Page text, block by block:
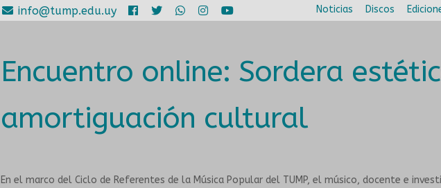
info@tump.edu.uy Noticias Discos
Encuentro online: Sordera
amortiguación cultural
En el marco del Ciclo de Referentes de la Música Popular del TUMP, el músico, docente e